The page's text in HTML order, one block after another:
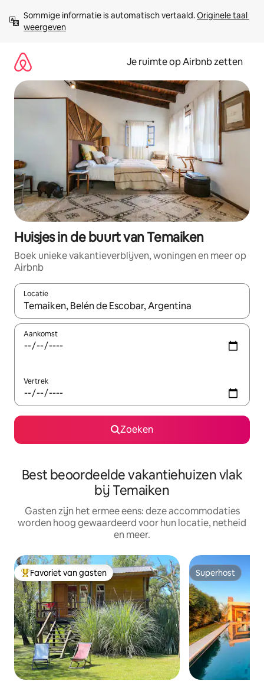
direct
naar
Sommige informatie is automatisch vertaald. Originele taal
weergeven
Je ruimte op Airbnb zetten
Huisjes in de buurt van Temaiken
Boek unieke vakantieverblijven, woningen en meer op
Airbnb
Locatie
Wanneer er suggesties beschikbaar zijn, maak je een keuze
Aankomst
Vertrek
Zoeken
Best beoordeelde vakantiehuizen vlak
bij Temaiken
Gasten zijn het ermee eens: deze accommodaties
worden hoog gewaardeerd voor hun locatie, netheid
en meer.
Topfavoriet van gasten
Favoriet van gasten Superhost
Superhost